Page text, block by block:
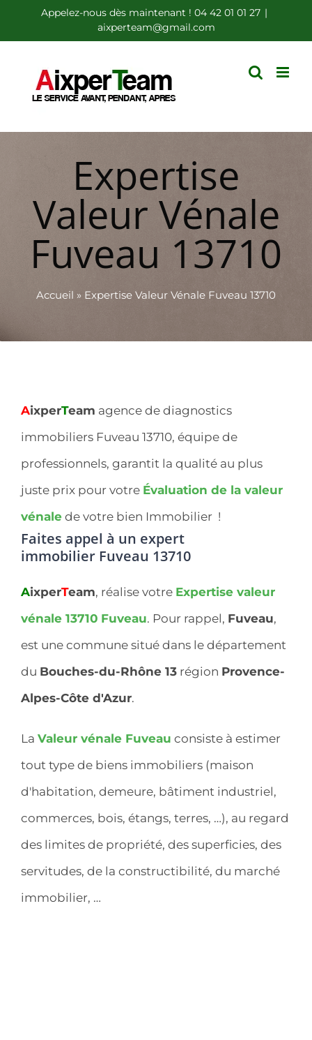
au
contenu
Appelez-nous dès maintenant ! 04 42 01 01 27 |
aixperteam@gmail.com
Expertise
Valeur Vénale
Fuveau 13710
Accueil » Expertise Valeur Vénale Fuveau 13710
AixperTeam agence de diagnostics
immobiliers Fuveau 13710, équipe de
professionnels, garantit la qualité au plus
juste prix pour votre Évaluation de la valeur
vénale de votre bien Immobilier !
Faites appel à un expert
immobilier Fuveau 13710
AixperTeam, réalise votre Expertise valeur
vénale 13710 Fuveau. Pour rappel, Fuveau,
est une commune situé dans le département
du Bouches-du-Rhône 13 région Provence-
Alpes-Côte d'Azur.
La Valeur vénale Fuveau consiste à estimer
tout type de biens immobiliers (maison
d'habitation, demeure, bâtiment industriel,
commerces, bois, étangs, terres, …), au regard
des limites de propriété, des superficies, des
servitudes, de la constructibilité, du marché
immobilier, …